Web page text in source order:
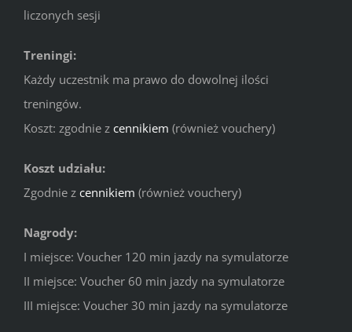
liczonych sesji
Treningi:
Każdy uczestnik ma prawo do dowolnej ilości
treningów.
Koszt: zgodnie z cennikiem (również vouchery)
Koszt udziału:
Zgodnie z cennikiem (również vouchery)
Nagrody:
I miejsce: Voucher 120 min jazdy na symulatorze
II miejsce: Voucher 60 min jazdy na symulatorze
III miejsce: Voucher 30 min jazdy na symulatorze